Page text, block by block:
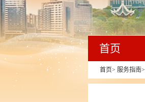
首页
首页> 服务指南>